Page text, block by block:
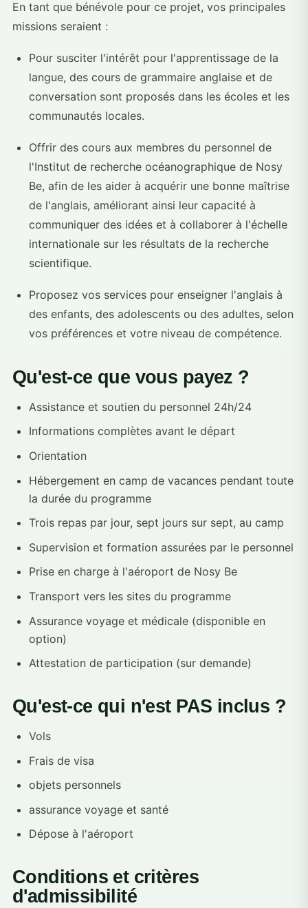
En tant que bénévole pour ce projet, vos principales
missions seraient :
Pour susciter l'intérêt pour l'apprentissage de la
langue, des cours de grammaire anglaise et de
conversation sont proposés dans les écoles et les
communautés locales.
Offrir des cours aux membres du personnel de
l'Institut de recherche océanographique de Nosy
Be, afin de les aider à acquérir une bonne maîtrise
de l'anglais, améliorant ainsi leur capacité à
communiquer des idées et à collaborer à l'échelle
internationale sur les résultats de la recherche
scientifique.
Proposez vos services pour enseigner l'anglais à
des enfants, des adolescents ou des adultes, selon
vos préférences et votre niveau de compétence.
Qu'est-ce que vous payez ?
Assistance et soutien du personnel 24h/24
Informations complètes avant le départ
Orientation
Hébergement en camp de vacances pendant toute
la durée du programme
Trois repas par jour, sept jours sur sept, au camp
Supervision et formation assurées par le personnel
Prise en charge à l'aéroport de Nosy Be
Transport vers les sites du programme
Assurance voyage et médicale (disponible en
option)
Attestation de participation (sur demande)
Qu'est-ce qui n'est PAS inclus ?
Vols
Frais de visa
objets personnels
assurance voyage et santé
Dépose à l'aéroport
Conditions et critères
d'admissibilité